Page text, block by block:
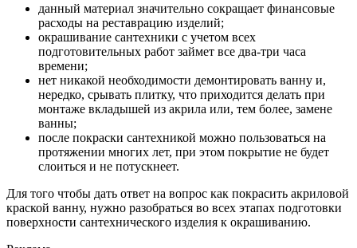
данный материал значительно сокращает финансовые
расходы на реставрацию изделий;
окрашивание сантехники с учетом всех
подготовительных работ займет все два-три часа
времени;
нет никакой необходимости демонтировать ванну и,
нередко, срывать плитку, что приходится делать при
монтаже вкладышей из акрила или, тем более, замене
ванны;
после покраски сантехникой можно пользоваться на
протяжении многих лет, при этом покрытие не будет
слоиться и не потускнеет.
Для того чтобы дать ответ на вопрос как покрасить акриловой
краской ванну, нужно разобраться во всех этапах подготовки
поверхности сантехнического изделия к окрашиванию.